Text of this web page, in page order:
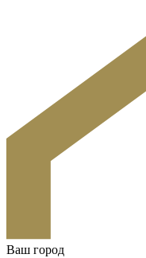
Ваш город